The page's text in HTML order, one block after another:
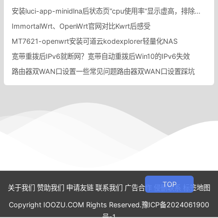
安装luci-app-minidlna后状态页“cpu使用率“显示虚高，排除过程记录。
ImmortalWrt、OpenWrt官网对比Kwrt后感受
MT7621-openwrt安装可道云kodexplorer轻量化NAS
宽带重拨后IPv6就断网？宽带自动重拨后Win10的IPv6失效
路由器双WAN口设置一些常见问题路由器双WAN口设置踩坑
关于我们 赞助我们 申请友链 联系我们 广告合作 侵删联系 标签地图
Copyright IOOZU.COM Rights Reserved.豫ICP备2024061900